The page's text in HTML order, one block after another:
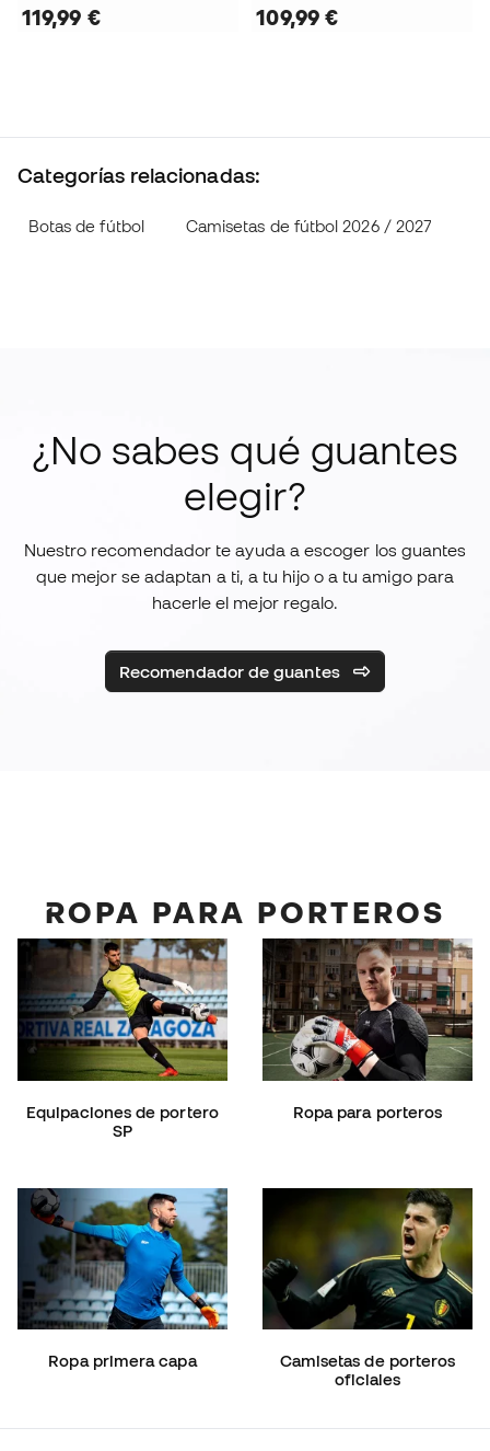
119,99 € 109,99 €
Categorías relacionadas:
Botas de fútbol Camisetas de fútbol 2026 / 2027
¿No sabes qué guantes
elegir?
Nuestro recomendador te ayuda a escoger los guantes
que mejor se adaptan a ti, a tu hijo o a tu amigo para
hacerle el mejor regalo.
Recomendador de guantes
ROPA PARA PORTEROS
Equipaciones de portero
SP
Ropa para porteros
Ropa primera capa
Camisetas de porteros
oficiales